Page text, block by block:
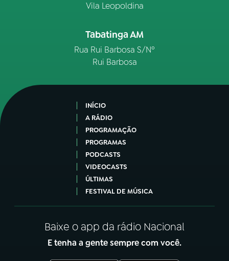
Vila Leopoldina
Tabatinga AM
Rua Rui Barbosa S/Nº
Rui Barbosa
INÍCIO
A RÁDIO
PROGRAMAÇÃO
PROGRAMAS
PODCASTS
VIDEOCASTS
ÚLTIMAS
FESTIVAL DE MÚSICA
Baixe o app da rádio Nacional
E tenha a gente sempre com você.